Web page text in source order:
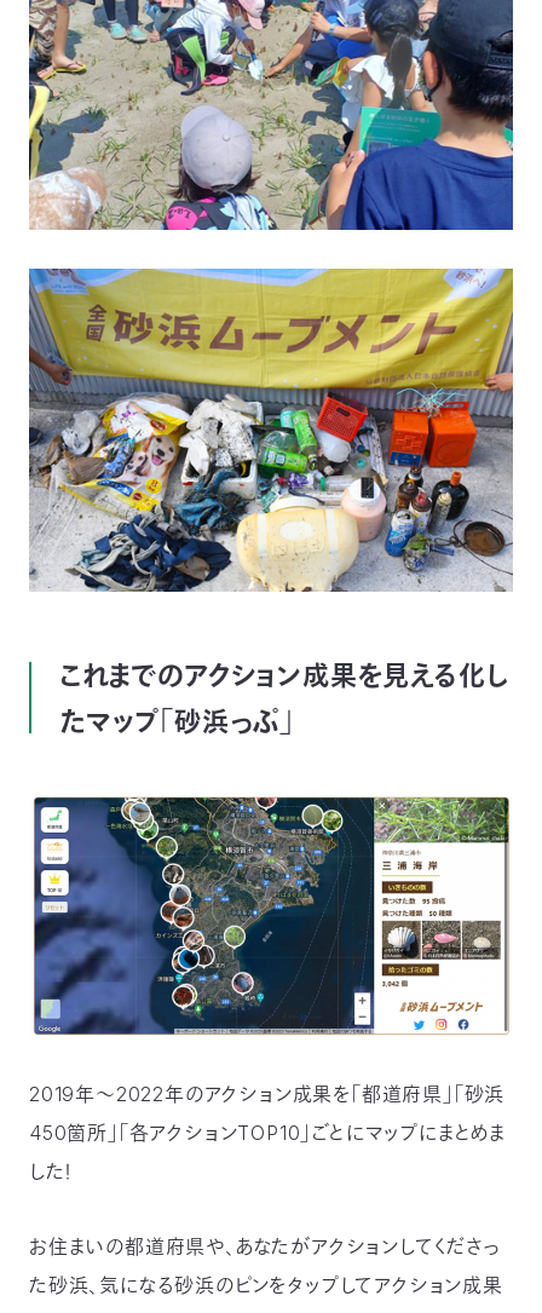
これまでのアクション成果を見える化し
たマップ「砂浜っぷ」
2019年～2022年のアクション成果を「都道府県」「砂浜
450箇所」「各アクションTOP10」ごとにマップにまとめま
した！
お住まいの都道府県や、あなたがアクションしてくださっ
た砂浜、気になる砂浜のピンをタップしてアクション成果